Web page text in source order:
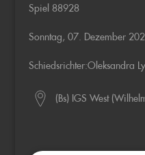
Spiel 88928
Sonntag, 07. Dezember
Schiedsrichter:Oleksandra
(Bs) IGS West